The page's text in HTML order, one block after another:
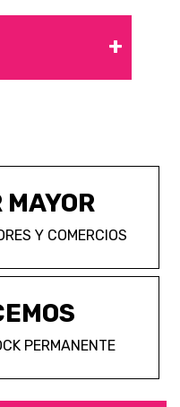
+
MAYOR
Y COMERCIOS
PERMANENTE